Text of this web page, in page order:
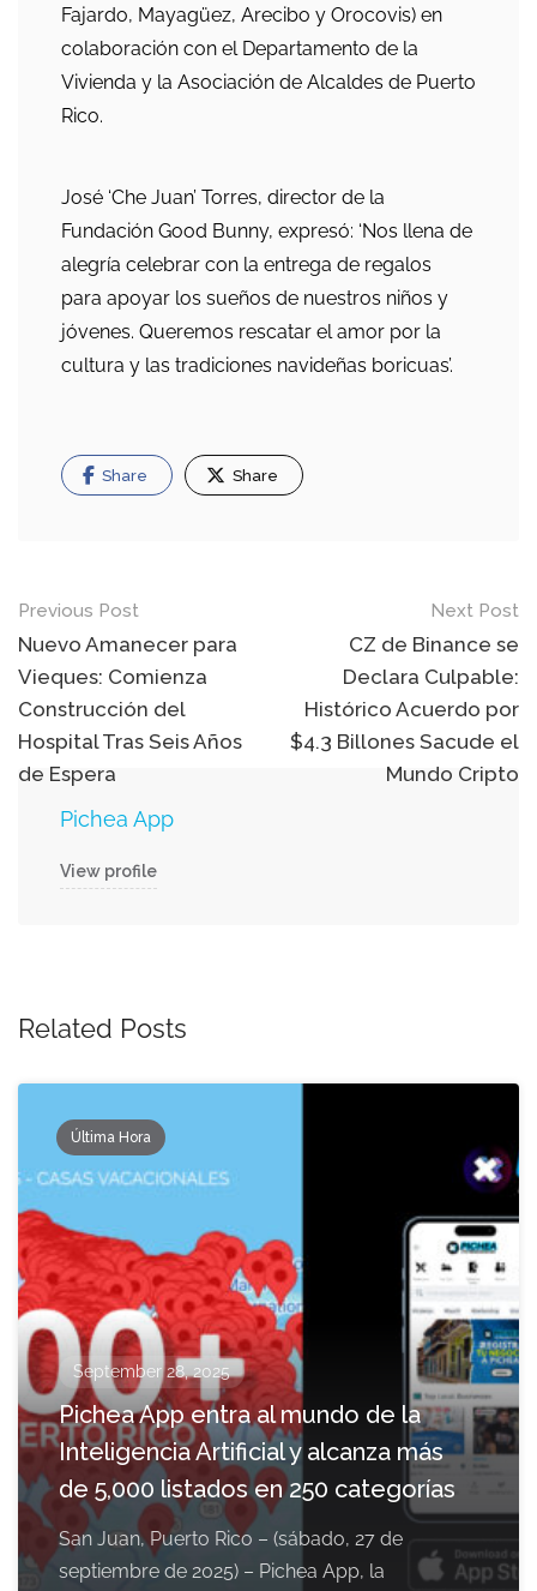
Fajardo, Mayagüez, Arecibo y Orocovis) en
colaboración con el Departamento de la
Vivienda y la Asociación de Alcaldes de Puerto
Rico.
José ‘Che Juan’ Torres, director de la
Fundación Good Bunny, expresó: ‘Nos llena de
alegría celebrar con la entrega de regalos
para apoyar los sueños de nuestros niños y
jóvenes. Queremos rescatar el amor por la
cultura y las tradiciones navideñas boricuas’.
Share Share
Post
navigation
Previous Post
Nuevo Amanecer para
Vieques: Comienza
Construcción del
Hospital Tras Seis Años
de Espera
Next Post
CZ de Binance se
Declara Culpable:
Histórico Acuerdo por
$4.3 Billones Sacude el
Mundo Cripto
Pichea App
View profile
Related Posts
Última Hora
September 28, 2025
Pichea App entra al mundo de la
Inteligencia Artificial y alcanza más
de 5,000 listados en 250 categorías
San Juan, Puerto Rico – (sábado, 27 de
septiembre de 2025) – Pichea App, la